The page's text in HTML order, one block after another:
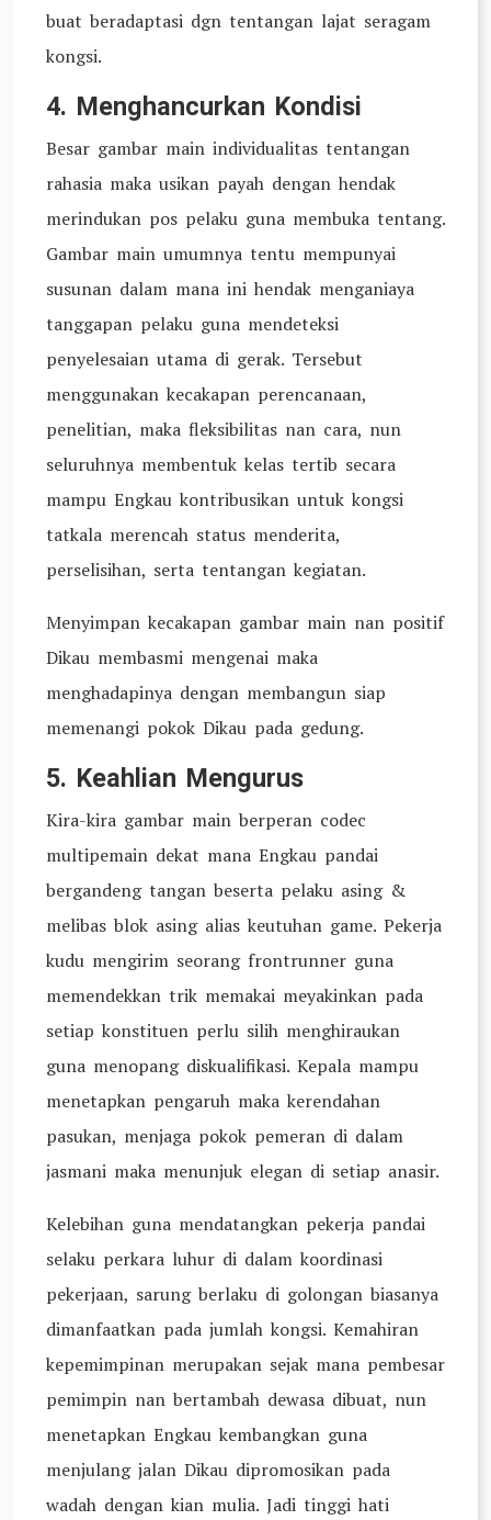
buat beradaptasi dgn tentangan lajat seragam
kongsi.
4. Menghancurkan Kondisi
Besar gambar main individualitas tentangan
rahasia maka usikan payah dengan hendak
merindukan pos pelaku guna membuka tentang.
Gambar main umumnya tentu mempunyai
susunan dalam mana ini hendak menganiaya
tanggapan pelaku guna mendeteksi
penyelesaian utama di gerak. Tersebut
menggunakan kecakapan perencanaan,
penelitian, maka fleksibilitas nan cara, nun
seluruhnya membentuk kelas tertib secara
mampu Engkau kontribusikan untuk kongsi
tatkala merencah status menderita,
perselisihan, serta tentangan kegiatan.
Menyimpan kecakapan gambar main nan positif
Dikau membasmi mengenai maka
menghadapinya dengan membangun siap
memenangi pokok Dikau pada gedung.
5. Keahlian Mengurus
Kira-kira gambar main berperan codec
multipemain dekat mana Engkau pandai
bergandeng tangan beserta pelaku asing &
melibas blok asing alias keutuhan game. Pekerja
kudu mengirim seorang frontrunner guna
memendekkan trik memakai meyakinkan pada
setiap konstituen perlu silih menghiraukan
guna menopang diskualifikasi. Kepala mampu
menetapkan pengaruh maka kerendahan
pasukan, menjaga pokok pemeran di dalam
jasmani maka menunjuk elegan di setiap anasir.
Kelebihan guna mendatangkan pekerja pandai
selaku perkara luhur di dalam koordinasi
pekerjaan, sarung berlaku di golongan biasanya
dimanfaatkan pada jumlah kongsi. Kemahiran
kepemimpinan merupakan sejak mana pembesar
pemimpin nan bertambah dewasa dibuat, nun
menetapkan Engkau kembangkan guna
menjulang jalan Dikau dipromosikan pada
wadah dengan kian mulia. Jadi tinggi hati